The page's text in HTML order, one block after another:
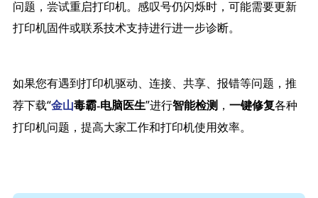
问题，尝试重启打印机。感叹号仍闪烁时，可能需要更新
打印机固件或联系技术支持进行进一步诊断。
如果您有遇到打印机驱动、连接、共享、报错等问题，推
荐下载“金山毒霸-电脑医生”进行智能检测， 一键修复各种
打印机问题，提高大家工作和打印机使用效率。